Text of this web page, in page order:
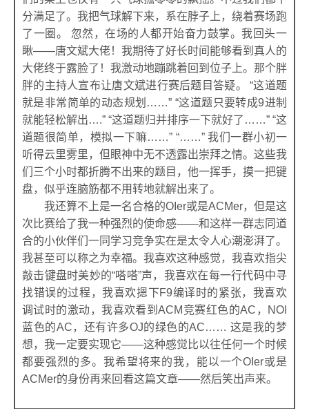
分满足了。我把气球解下来，系在脖子上，绕着赛场跑
了一圈。 忽然，在场的人都开始奋力鼓掌。我回头一
瞅——唐文斌大佬！我期待了好长时间能够看到真人的
大佬终于露脸了！我激动地蹦跳着回到位子上。那个胖
胖的主持人宣布让唐文斌进行赛后题目答疑。 “这道题
就是非常简单的动态规划……” “这道题只要转成9进制
就能轻松解出….” “这道题归并排序一下就好了……” “这
道题很简单，模拟一下嘛……” “……” 我们一群小初一
听得云里雾里，但眼神中无不透露出崇拜之情。这些我
们三个小时都折腾不出来的题目，他一挥手，摸一把键
盘，似乎连脑筋都不用转地就解出来了。
我还算不上是一名合格的OIer或是ACMer，但是这
次比赛给了我一种强烈的使命感——和这样一群志同道
合的小伙伴们一同学习竞争实在是太令人心潮澎湃了。
我甚至可以称之为幸福。我喜欢这种感觉，我喜欢指尖
敲击键盘时美妙的“嗒嗒”声，我喜欢在每一行代码中寻
找错误的过程，我喜欢摁下F9编译时的紧张，我喜欢
调试时的激动，我喜欢看到ACM竞赛红色的AC，NOI
蓝色的AC，还有许多OJ的绿色的AC…… 这是我的梦
想，我一定要实现它——这种感觉比以往任何一个时候
都要强烈的多。我希望将来的我，能以一个OIer或是
ACMer的身份再来回看这篇文章——然后笑出声来。